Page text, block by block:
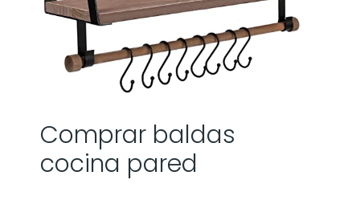
Comprar baldas
cocina pared